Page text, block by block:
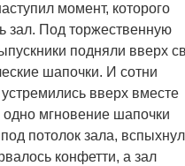
момент, которого
зал. Под торжественную
подняли вверх
шапочки. И сотни
устремились вверх вместе
мгновение шапочки
под потолок зала,
конфетти, а зал